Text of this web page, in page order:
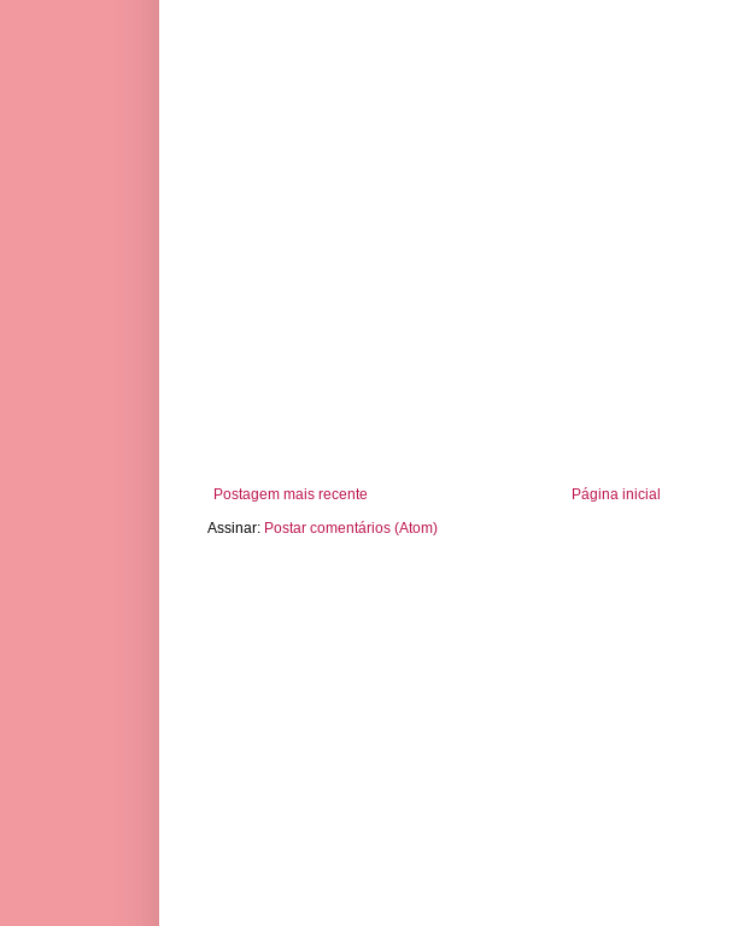
Postagem mais recente
Página inicial
Assinar: Postar comentários (Atom)